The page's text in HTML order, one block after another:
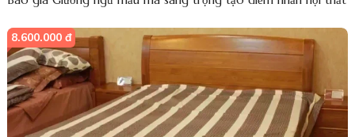
8.600.000 đ